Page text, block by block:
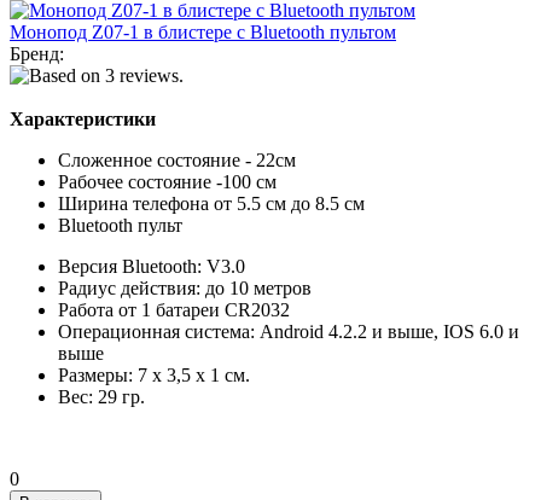
Монопод Z07-1 в блистере с Bluetooth пультом
Бренд:
Характеристики
Сложенное состояние - 22см
Рабочее состояние -100 см
Ширина телефона от 5.5 см до 8.5 см
Bluetooth пульт
Версия Bluetooth: V3.0
Радиус действия: до 10 метров
Работа от 1 батареи CR2032
Операционная система: Android 4.2.2 и выше, IOS 6.0 и
выше
Размеры: 7 х 3,5 х 1 см.
Вес: 29 гр.
0